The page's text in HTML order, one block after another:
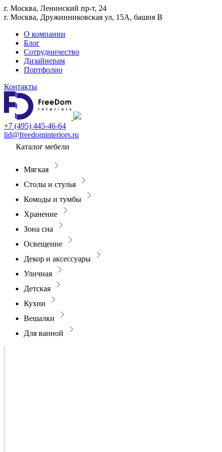
г. Москва, Ленинский пр-т, 24
г. Москва, Дружинниковская ул, 15А, башня В
О компании
Блог
Сотрудничество
Дизайнерам
Портфолио
Контакты
+7 (495) 445-46-64
lid@freedominteriors.ru
Каталог мебели
Мягкая
Столы и стулья
Комоды и тумбы
Хранение
Зона сна
Освещение
Декор и аксессуары
Уличная
Детская
Кухни
Вешалки
Для ванной